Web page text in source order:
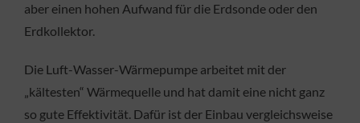
aber einen hohen Aufwand für die Erdsonde oder den
Erdkollektor.
Die Luft-Wasser-Wärmepumpe arbeitet mit der
„kältesten“ Wärmequelle und hat damit eine nicht ganz
so gute Effektivität. Dafür ist der Einbau vergleichsweise